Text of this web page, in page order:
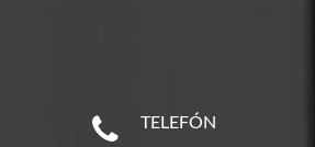
TELEFÓN